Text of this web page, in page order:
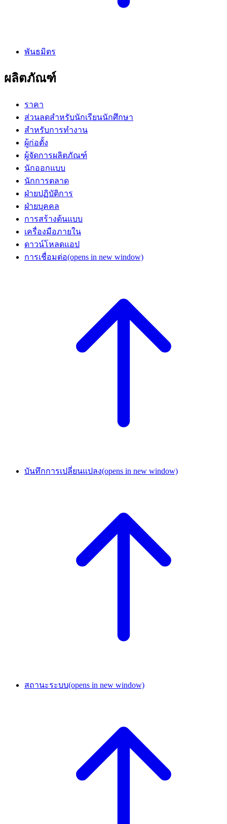
พันธมิตร
ผลิตภัณฑ์
ราคา
ส่วนลดสำหรับนักเรียนนักศึกษา
สำหรับการทำงาน
ผู้ก่อตั้ง
ผู้จัดการผลิตภัณฑ์
นักออกแบบ
นักการตลาด
ฝ่ายปฏิบัติการ
ฝ่ายบุคคล
การสร้างต้นแบบ
เครื่องมือภายใน
ดาวน์โหลดแอป
การเชื่อมต่อ(opens in new window)
บันทึกการเปลี่ยนแปลง(opens in new window)
สถานะระบบ(opens in new window)